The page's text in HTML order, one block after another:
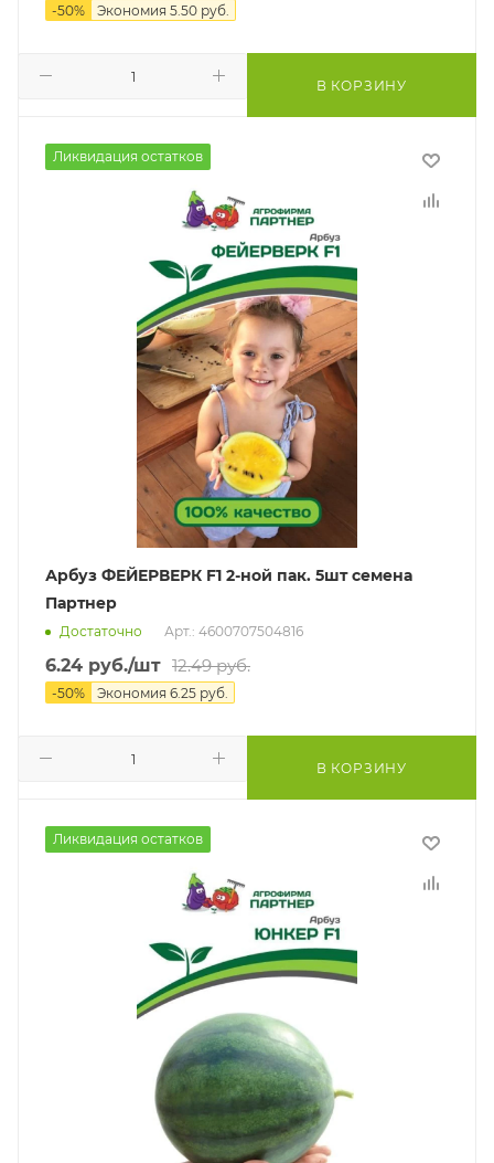
-50% Экономия 5.50 руб.
В КОРЗИНУ
Ликвидация остатков
Арбуз ФЕЙЕРВЕРК F1 2-ной пак. 5шт семена
Партнер
Достаточно Арт.: 4600707504816
6.24 руб./шт 12.49руб.
-50% Экономия 6.25 руб.
В КОРЗИНУ
Ликвидация остатков